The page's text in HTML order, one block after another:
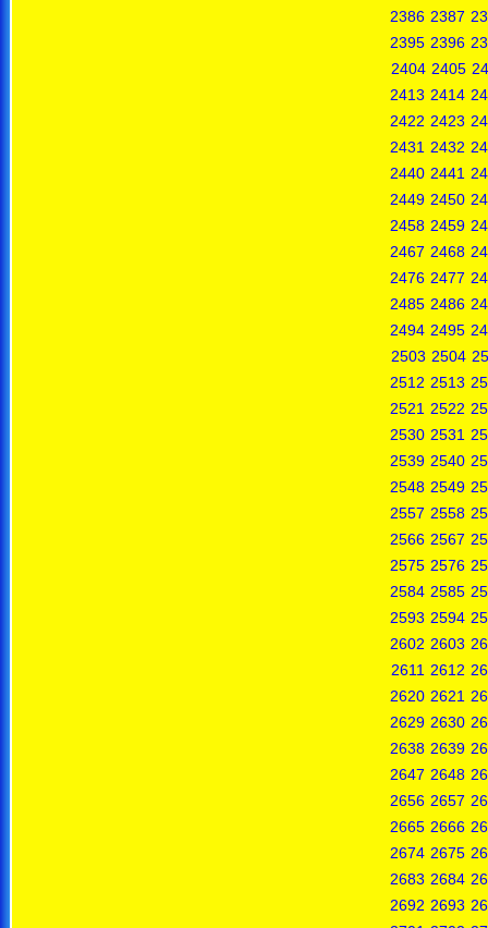
2386 2387
2395 2396
2404 2405
2413 2414
2422 2423
2431 2432
2440 2441
2449 2450
2458 2459
2467 2468
2476 2477
2485 2486
2494 2495
2503 2504
2512 2513
2521 2522
2530 2531
2539 2540
2548 2549
2557 2558
2566 2567
2575 2576
2584 2585
2593 2594
2602 2603
2611 2612
2620 2621
2629 2630
2638 2639
2647 2648
2656 2657
2665 2666
2674 2675
2683 2684
2692 2693